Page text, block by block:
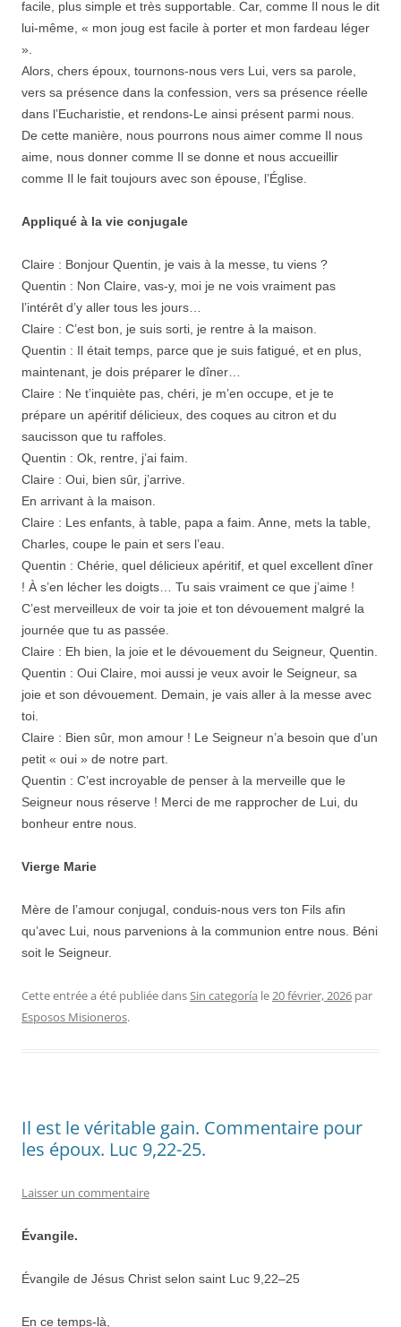
facile, plus simple et très supportable. Car, comme Il nous le dit
lui-même, « mon joug est facile à porter et mon fardeau léger
».
Alors, chers époux, tournons-nous vers Lui, vers sa parole,
vers sa présence dans la confession, vers sa présence réelle
dans l’Eucharistie, et rendons-Le ainsi présent parmi nous.
De cette manière, nous pourrons nous aimer comme Il nous
aime, nous donner comme Il se donne et nous accueillir
comme Il le fait toujours avec son épouse, l’Église.
Appliqué à la vie conjugale
Claire : Bonjour Quentin, je vais à la messe, tu viens ?
Quentin : Non Claire, vas-y, moi je ne vois vraiment pas
l’intérêt d’y aller tous les jours…
Claire : C’est bon, je suis sorti, je rentre à la maison.
Quentin : Il était temps, parce que je suis fatigué, et en plus,
maintenant, je dois préparer le dîner…
Claire : Ne t’inquiète pas, chéri, je m’en occupe, et je te
prépare un apéritif délicieux, des coques au citron et du
saucisson que tu raffoles.
Quentin : Ok, rentre, j’ai faim.
Claire : Oui, bien sûr, j’arrive.
En arrivant à la maison.
Claire : Les enfants, à table, papa a faim. Anne, mets la table,
Charles, coupe le pain et sers l’eau.
Quentin : Chérie, quel délicieux apéritif, et quel excellent dîner
! À s’en lécher les doigts… Tu sais vraiment ce que j’aime !
C’est merveilleux de voir ta joie et ton dévouement malgré la
journée que tu as passée.
Claire : Eh bien, la joie et le dévouement du Seigneur, Quentin.
Quentin : Oui Claire, moi aussi je veux avoir le Seigneur, sa
joie et son dévouement. Demain, je vais aller à la messe avec
toi.
Claire : Bien sûr, mon amour ! Le Seigneur n’a besoin que d’un
petit « oui » de notre part.
Quentin : C’est incroyable de penser à la merveille que le
Seigneur nous réserve ! Merci de me rapprocher de Lui, du
bonheur entre nous.
Vierge Marie
Mère de l’amour conjugal, conduis-nous vers ton Fils afin
qu’avec Lui, nous parvenions à la communion entre nous. Béni
soit le Seigneur.
Cette entrée a été publiée dansSin categoría le20 février, 2026 par
Esposos Misioneros.
Il est le véritable gain. Commentaire pour
les époux. Luc 9,22-25.
Laisser un commentaire
Évangile.
Évangile de Jésus Christ selon saint Luc 9, 22–25
En ce temps-là,